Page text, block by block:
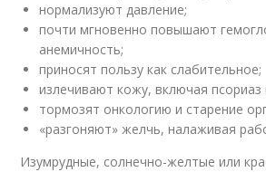
нормализуют давление;
почти мгновенно повышают
анемичность;
приносят пользу как слабительное;
излечивают кожу, включая псориаз
тормозят онкологию и старение
«разгоняют» желчь, налаживая
Изумрудные, солнечно-желтые или